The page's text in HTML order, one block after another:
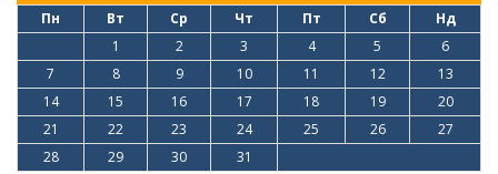
Пн Вт Ср Чт Пт Сб
Нд
1
2 3 4 5
6
7
8 9 10 11 12
13
14
15 16 17 18 19
20
21
22 23 24 25 26
27
28
29 30 31